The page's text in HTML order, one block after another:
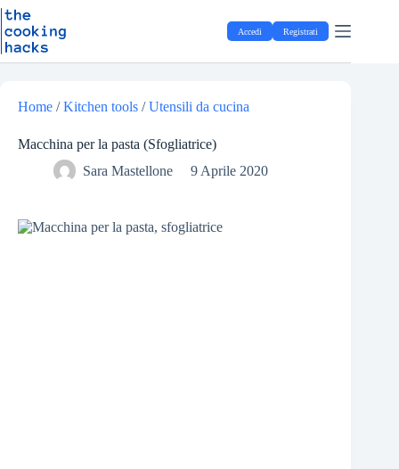
S
t
Salta
al
contenuto
Accedi Registrati
Home /Kitchen tools /Utensili da cucina
Macchina per la pasta (Sfogliatrice)
Sara Mastellone
9 Aprile 2020